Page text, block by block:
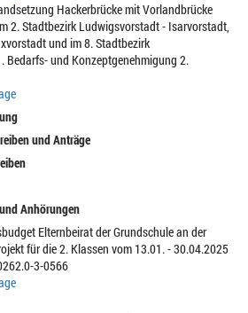
Hackerbrücke mit Vorlandbrücke
2. Stadtbezirk Ludwigsvorstadt - Isarvorstadt,
und im 8. Stadtbezirk
Bedarfs- und Konzeptgenehmigung 2.
und Anträge
Anhörungen
Elternbeirat der Grundschule an der
für die 2. Klassen vom 13.01. - 30.04.2025
3-0566